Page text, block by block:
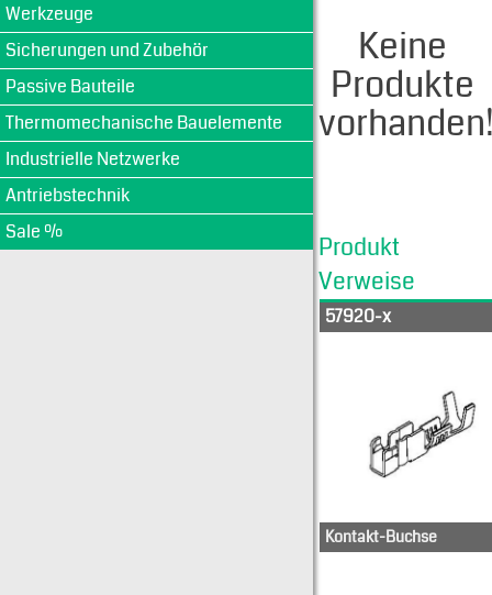
Werkzeuge
Sicherungen und Zubehör
Passive Bauteile
Thermomechanische Bauelemente
Industrielle Netzwerke
Antriebstechnik
Sale %
Keine
Produkte
Produkt
Verweise
57920-x
Kontakt-Buchse